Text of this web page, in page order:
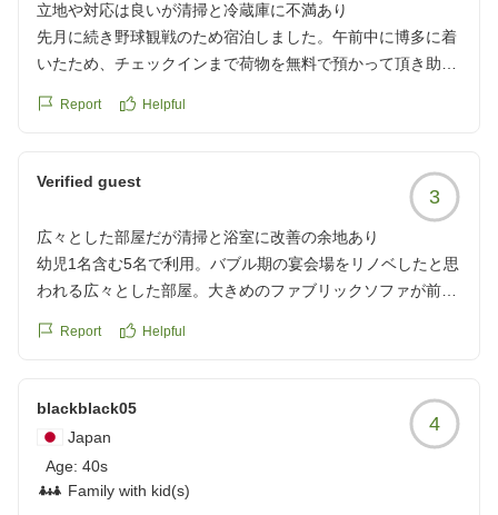
立地や対応は良いが清掃と冷蔵庫に不満あり
先月に続き野球観戦のため宿泊しました。午前中に博多に着
いたため、チェックインまで荷物を無料で預かって頂き助か
今回は残念なことが2つありました。ひとつは部屋に入って
ふちに長い髪の毛がありました。清掃の方も忙しくそういう
こともあろうかと思いますが、今後気を付けて頂ければと思
います。もうひとつは、部屋に備え付けの冷蔵庫、小さいの
は構造上やむを得ないかもしれませんが、冷え方が悪かった
です。怖かったので冷蔵のお土産はフロントで預かって頂き
ました。
苦言を呈してしまいましたが、スタッフの対応や立地は素晴
クチコミの詳細はこちらから
https://review.travel.rakuten.co.jp/hotel/voice/7251?
reviewId=33123478480331
Report Helpful
Verified guest
3
広々とした部屋だが清掃と浴室に改善の余地あり
幼児1名含む5名で利用。バブル期の宴会場をリノベしたと思
われる広々とした部屋。大きめのファブリックソファが前室
たのが残念。浴室のバスタブが五右衛門風呂のような形状で
ウェルカムドリンクがあったのは良かった。大人数で利用す
る部屋なので洗面台とは別に鏡があると良いと思う。朝食も
良かったがヨーグルトがあるとなお良い。
クチコミの詳細はこちらから
https://review.travel.rakuten.co.jp/hotel/voice/7251?
Report Helpful
blackblack05
Japan
Age: 40s
Family with kid(s)
4